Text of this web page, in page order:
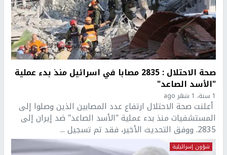
صحة الاحتلال : 2835 مصابا في اسرائيل منذ بدء عملية
"الأسد الصاعد"
1 سنة، 1 شهر ago
أعلنت صحة الاحتلال ارتفاع عدد المصابين الذين وصلوا إلى
المستشفيات منذ بدء عملية "الأسد الصاعد" ضد إيران إلى
2835. ووفق التحديث الأخير، فقد تم تسجيل ...
شؤون إسرائيلية